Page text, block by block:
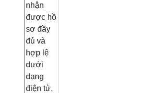
nhận
được hồ
sơ đầy
đủ và
hợp lệ
dưới
dạng
điện tử,